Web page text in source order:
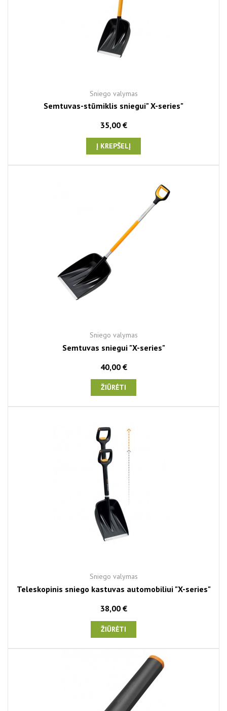
Sniego valymas
Semtuvas-stūmiklis sniegui" X-series"
35,00 €
Į KREPŠELĮ
Sniego valymas
Semtuvas sniegui "X-series"
40,00 €
ŽIŪRĖTI
Sniego valymas
Teleskopinis sniego kastuvas automobiliui "X-series"
38,00 €
ŽIŪRĖTI